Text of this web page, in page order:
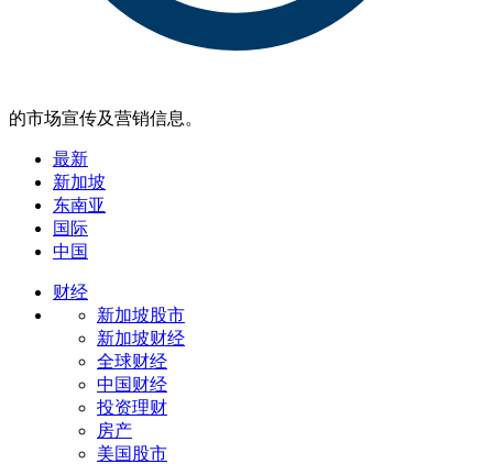
的市场宣传及营销信息。
最新
新加坡
东南亚
国际
中国
财经
新加坡股市
新加坡财经
全球财经
中国财经
投资理财
房产
美国股市